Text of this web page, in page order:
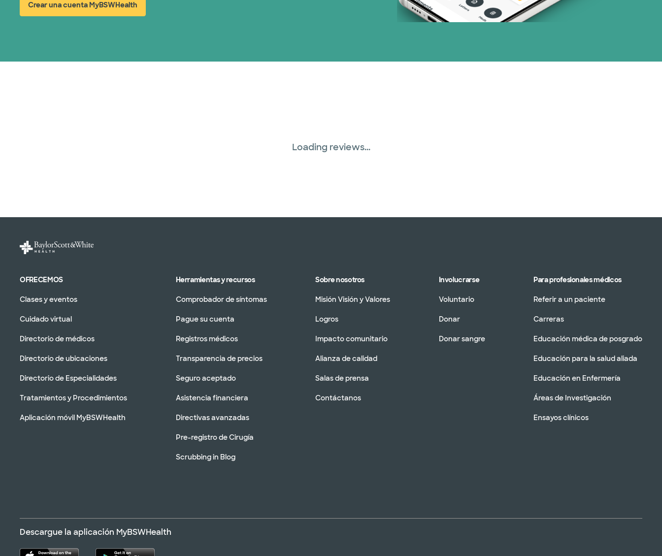
United HealthCare (28 planes)
Crear una cuenta MyBSWHealth
(abre en ventana nueva)
Loading reviews...
OFRECEMOS
Clases y eventos
Cuidado virtual
Directorio de médicos
Directorio de ubicaciones
Directorio de Especialidades
Tratamientos y Procedimientos
Aplicación móvil MyBSWHealth
Herramientas y recursos
Comprobador de síntomas
Pague su cuenta
Registros médicos
Transparencia de precios
Seguro aceptado
Asistencia financiera
Directivas avanzadas
Pre-registro de Cirugía
Scrubbing in Blog
Sobre nosotros
Misión Visión y Valores
Logros
Impacto comunitario
Alianza de calidad
Salas de prensa
Contáctanos
Involucrarse
Voluntario
Donar
Donar sangre
Para profesionales médicos
Referir a un paciente
Carreras
Educación médica de posgrado
Educación para la salud aliada
Educación en Enfermería
Áreas de Investigación
Ensayos clínicos
Descargue la aplicación MyBSWHealth